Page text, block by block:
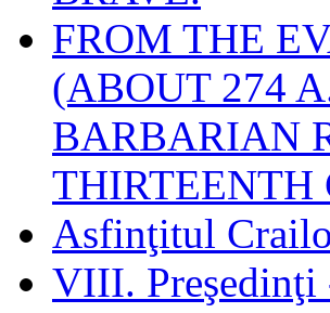
FROM THE
(ABOUT 274
BARBARIAN
THIRTEENTH
Asfinţitul
VIII. Preşedinţi